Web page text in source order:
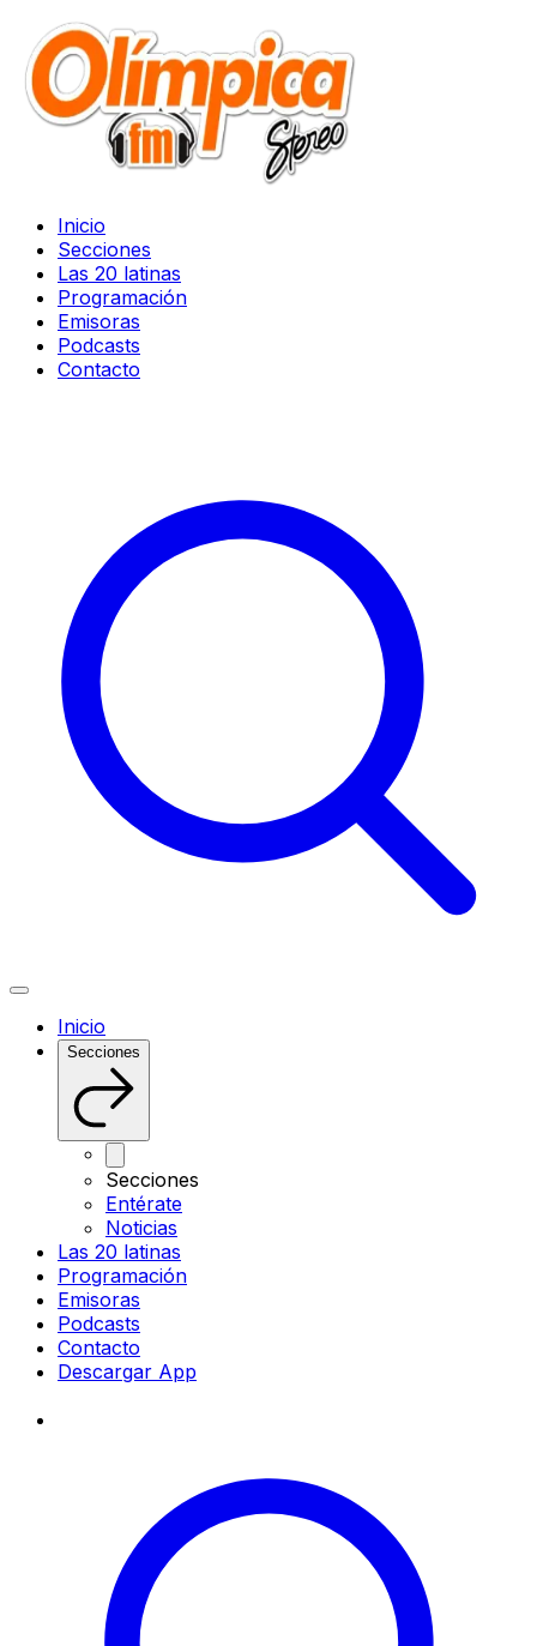
Inicio
Secciones
Las 20 latinas
Programación
Emisoras
Podcasts
Contacto
Inicio
Secciones
Secciones
Entérate
Noticias
Las 20 latinas
Programación
Emisoras
Podcasts
Contacto
Descargar App